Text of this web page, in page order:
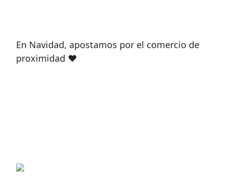
En Navidad, apostamos por el comercio de
proximidad ❤️